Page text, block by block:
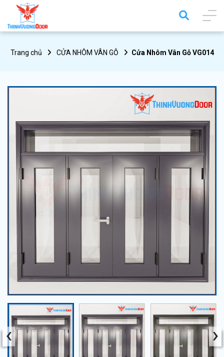
Trang chủ CỬA NHÔM VÂN GỖ Cửa Nhôm Vân Gỗ VG014
‹ ›